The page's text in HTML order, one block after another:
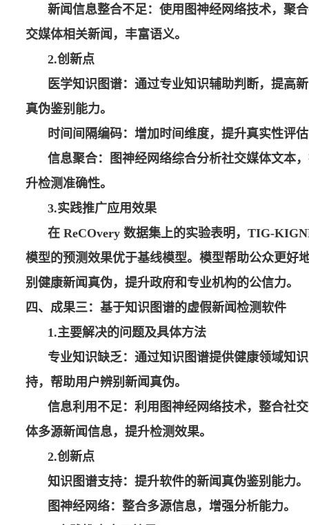
新闻信息整合不足：使用图神经网络技术，聚
交媒体相关新闻，丰富语义。
2.创新点
医学知识图谱：通过专业知识辅助判断，提高
真伪鉴别能力。
时间间隔编码：增加时间维度，提升真实性评
信息聚合：图神经网络综合分析社交媒体文本
升检测准确性。
3.实践推广应用效果
在 ReCOvery 数据集上的实验表明，TIG-
模型的预测效果优于基线模型。模型帮助公众更好
别健康新闻真伪，提升政府和专业机构的公信力。
四、成果三：基于知识图谱的虚假新闻检测软件
1.主要解决的问题及具体方法
专业知识缺乏：通过知识图谱提供健康领域知
持，帮助用户辨别新闻真伪。
信息利用不足：利用图神经网络技术，整合社
体多源新闻信息，提升检测效果。
2.创新点
知识图谱支持：提升软件的新闻真伪鉴别能力。
图神经网络：整合多源信息，增强分析能力。